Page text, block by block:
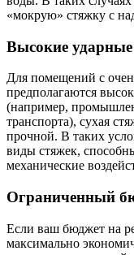
«мокрую» стяжку с
Высокие
Для помещений с
предполагаются
(например,
транспорта), сухая
прочной. В таких
виды стяжек,
механические
Ограниченный
Если ваш бюджет на
максимально